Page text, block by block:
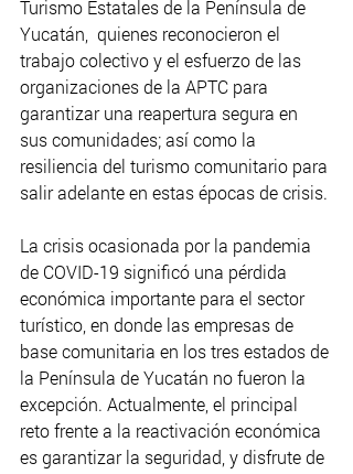
Turismo Estatales de la Península de
Yucatán,  quienes reconocieron el
trabajo colectivo y el esfuerzo de las
organizaciones de la APTC para
garantizar una reapertura segura en
sus comunidades; así como la
resiliencia del turismo comunitario para
salir adelante en estas épocas de crisis.
La crisis ocasionada por la pandemia
de COVID-19 significó una pérdida
económica importante para el sector
turístico, en donde las empresas de
base comunitaria en los tres estados de
la Península de Yucatán no fueron la
excepción. Actualmente, el principal
reto frente a la reactivación económica
es garantizar la seguridad, y disfrute de